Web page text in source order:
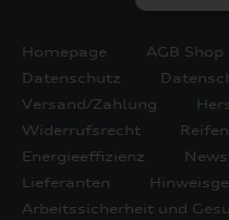
Homepage AGB Shop
Datenschutz
Versand/Zahlung
Widerrufsrecht
Energieeffizienz
Lieferanten
Arbeitssicherheit und